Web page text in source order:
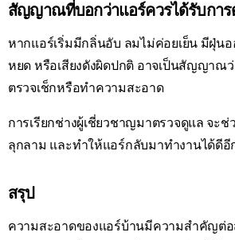
สัญญาณที่บอกว่าแอร์ควรได้รับกา
หากแอร์เริ่มมีกลิ่นอับ ลมไม่ค่อยเย็น มีฝุ่น
หยด หรือเสียงดังผิดปกติ อาจเป็นสัญญาณ
ตรวจเช็กหรือทำความสะอาด
การเรียกช่างผู้เชี่ยวชาญมาตรวจดูแล จะ
ลุกลาม และทำให้แอร์กลับมาทำงานได้ดีอี
สรุป
ความสะอาดของแอร์บ้านมีความสำคัญต่